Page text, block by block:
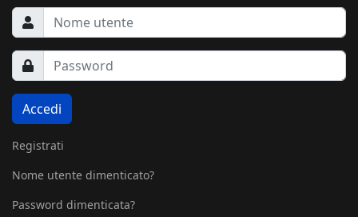
Accedi
Registrati
Nome utente dimenticato?
Password dimenticata?